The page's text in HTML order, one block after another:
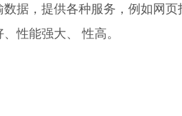
据，提供各种服务，例如网页
性能强大、 性高。